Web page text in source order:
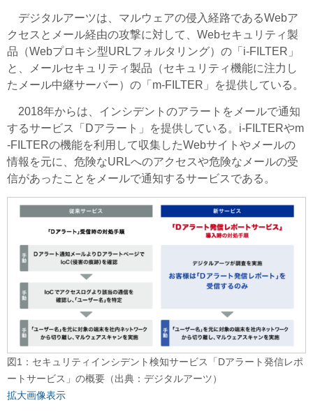
デジタルアーツは、マルウェアの侵入経路であるWebア
クセスとメール経由の攻撃に対して、Webセキュリティ製
品（Webプロキシ型URLフォルタリング）の「i-FILTER」
と、メールセキュリティ製品（セキュリティ機能に注力し
たメール中継サーバー）の「m-FILTER」を提供している。
2018年からは、インシデントのアラートをメールで通知
するサービス「Dアラート」を提供している。i-FILTERやm
-FILTERの機能を利用して収集したWebサイトやメールの
情報を元に、危険なURLへのアクセスや危険なメールの受
信があったことをメールで通知するサービスである。
図1：セキュリティインシデント検知サービス「Dアラート発信レポ
ートサービス」の概要（出典：デジタルアーツ）
拡大画像表示